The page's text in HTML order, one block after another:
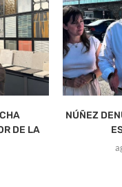
DE LA
NÚÑEZ